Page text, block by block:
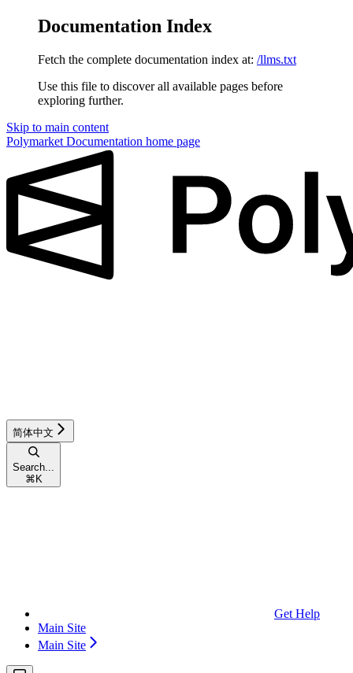
Documentation Index
Fetch the complete documentation index at: /llms.txt
Use this file to discover all available pages before
exploring further.
Skip to main content
Polymarket Documentation home page
简体中文
Search...
⌘ K
Get Help
Main Site
Main Site